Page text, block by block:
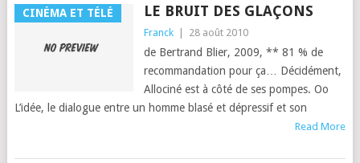
CINÉMA ET TÉLÉ LE BRUIT DES GLAÇONS
Franck 28 août 2010
de Bertrand Bli­er, 2009, ** 81 % de
recom­man­da­tion pour ça… Décidé­ment,
Allociné est à côté de ses pom­pes. Oo
L’idée, le dia­logue entre un homme blasé et dépres­sif et son
Read More